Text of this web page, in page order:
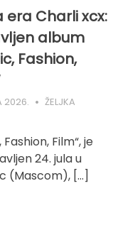
era Charli xcx:
album
Fashion,
2026.
ŽELJKA
Film“, je
24. jula u
(Mascom), […]